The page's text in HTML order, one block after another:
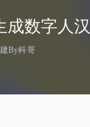
成数字人
By科哥